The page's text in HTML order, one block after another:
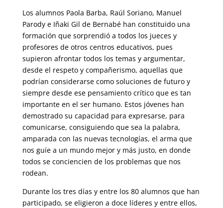
Los alumnos Paola Barba, Raúl Soriano, Manuel
Parody e Iñaki Gil de Bernabé han constituido una
formación que sorprendió a todos los jueces y
profesores de otros centros educativos, pues
supieron afrontar todos los temas y argumentar,
desde el respeto y compañerismo, aquellas que
podrían considerarse como soluciones de futuro y
siempre desde ese pensamiento crítico que es tan
importante en el ser humano. Estos jóvenes han
demostrado su capacidad para expresarse, para
comunicarse, consiguiendo que sea la palabra,
amparada con las nuevas tecnologías, el arma que
nos guíe a un mundo mejor y más justo, en donde
todos se conciencien de los problemas que nos
rodean.
Durante los tres días y entre los 80 alumnos que han
participado, se eligieron a doce líderes y entre ellos,